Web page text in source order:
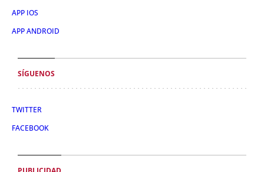
APP IOS
APP ANDROID
SÍGUENOS
TWITTER
FACEBOOK